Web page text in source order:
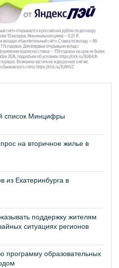
список Минцифры
на вторичное жилье в
из Екатеринбурга в
поддержку жителям
ситуациях регионов
программу образовательных